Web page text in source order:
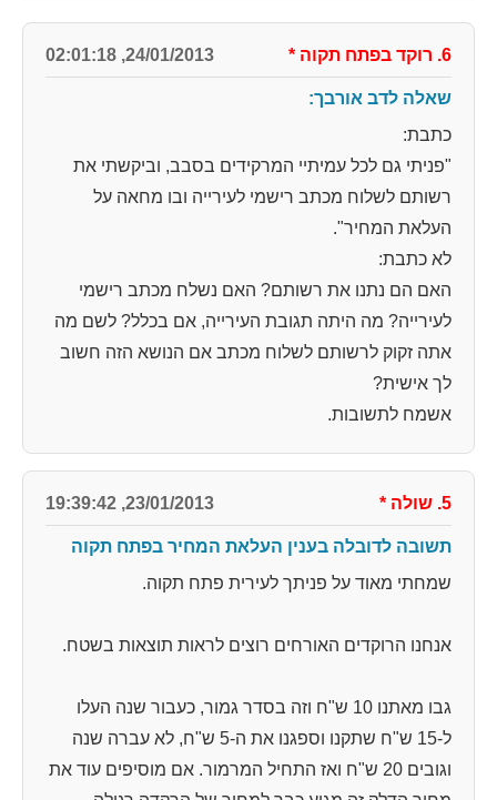
6. רוקד בפתח תקוה *
24/01/2013, 02:01:18
שאלה לדב אורבך:
כתבת:
"פניתי גם לכל עמיתיי המרקידים בסבב, וביקשתי את
רשותם לשלוח מכתב רישמי לעירייה ובו מחאה על
העלאת המחיר".
לא כתבת:
האם הם נתנו את רשותם? האם נשלח מכתב רישמי
לעירייה? מה היתה תגובת העירייה, אם בכלל? לשם מה
אתה זקוק לרשותם לשלוח מכתב אם הנושא הזה חשוב
לך אישית?
אשמח לתשובות.
5. שולה *
23/01/2013, 19:39:42
תשובה לדובלה בענין העלאת המחיר בפתח תקוה
שמחתי מאוד על פניתך לעירית פתח תקוה.
אנחנו הרוקדים האורחים רוצים לראות תוצאות בשטח.
גבו מאתנו 10 ש"ח וזה בסדר גמור, כעבור שנה העלו
ל-15 ש"ח שתקנו וספגנו את ה-5 ש"ח, לא עברה שנה
וגובים 20 ש"ח ואז התחיל המרמור. אם מוסיפים עוד את